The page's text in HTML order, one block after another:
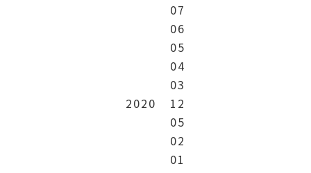
07
06
05
04
03
2020
12
05
02
01